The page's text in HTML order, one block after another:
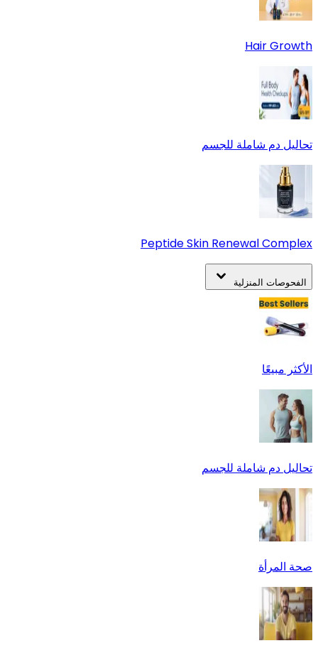
Hair Growth
تحاليل دم شاملة للجسم
Peptide Skin Renewal Complex
الفحوصات المنزلية
الأكثر مبيعًا
تحاليل دم شاملة للجسم
صحة المرأة